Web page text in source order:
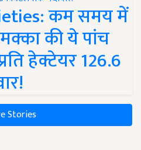
कम समय में
की ये पांच
हेक्टेयर 126.6
Stories